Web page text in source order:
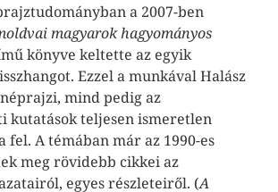
a 2007-ben
magyarok hagyományos
könyve keltette az egyik
Ezzel a munkával Halász
mind pedig az
kutatások teljesen ismeretlen
A témában már az 1990-es
meg rövidebb cikkei az
egyes részleteiről. (A